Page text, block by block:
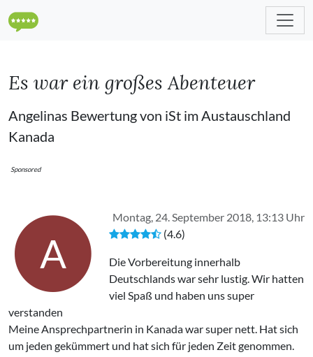
Es war ein großes Abenteuer
Angelinas Bewertung von iSt im Austauschland
Kanada
Sponsored
A
Montag, 24. September 2018, 13:13 Uhr
(4.6)
Die Vorbereitung innerhalb
Deutschlands war sehr lustig. Wir hatten
viel Spaß und haben uns super
verstanden
Meine Ansprechpartnerin in Kanada war super nett. Hat sich
um jeden gekümmert und hat sich für jeden Zeit genommen.